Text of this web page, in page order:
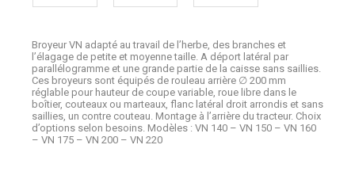
Broyeur VN adapté au travail de l’herbe, des branches et
l’élagage de petite et moyenne taille. A déport latéral par
parallélogramme et une grande partie de la caisse sans saillies.
Ces broyeurs sont équipés de rouleau arrière ∅ 200 mm
réglable pour hauteur de coupe variable, roue libre dans le
boîtier, couteaux ou marteaux, flanc latéral droit arrondis et sans
saillies, un contre couteau. Montage à l’arrière du tracteur. Choix
d’options selon besoins. Modèles : VN 140 – VN 150 – VN 160
– VN 175 – VN 200 – VN 220